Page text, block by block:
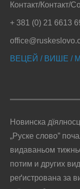
Контакт/Контакт/
+ 381 (0) 21 6613
ВЕЦЕЙ / ВИШЕ /
Новинска
„Руске слово”
видаваньом
потим и других
реґистрована за